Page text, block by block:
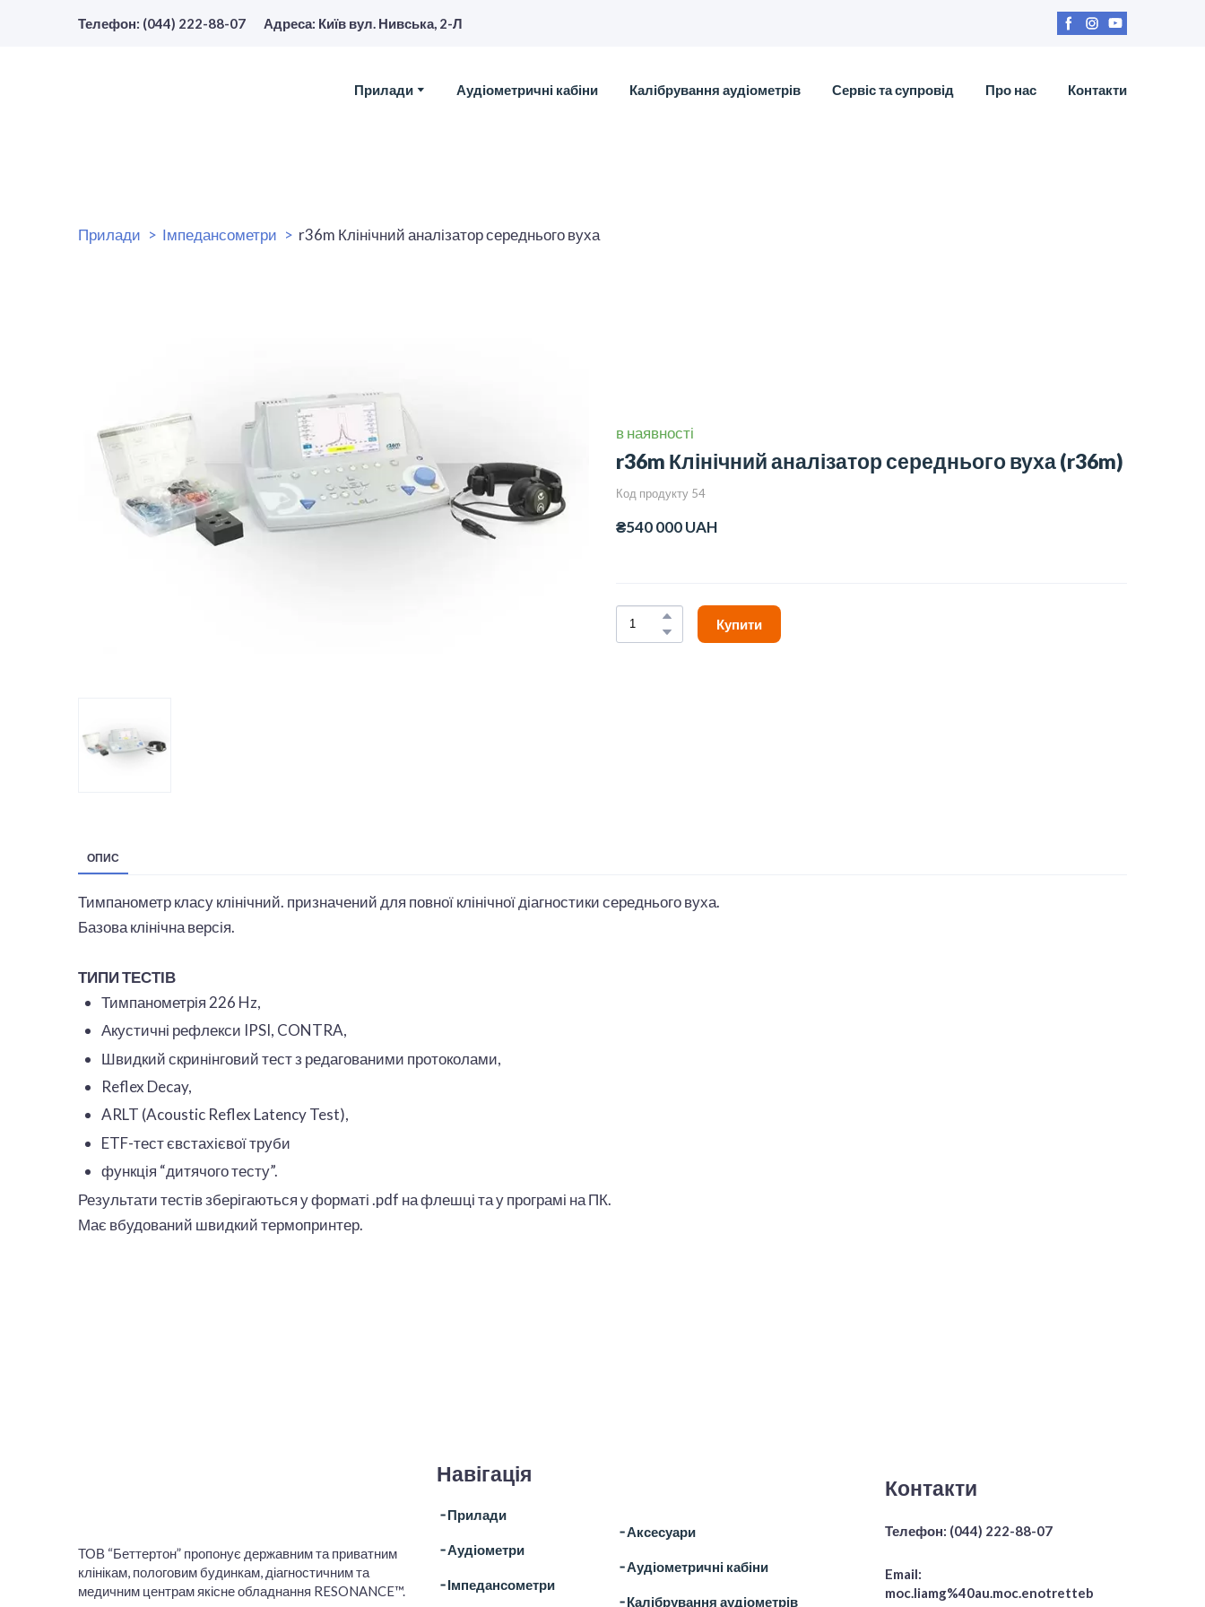
Телефон: (044) 222-88-07 Адреса: Київ вул. Нивська, 2-Л
Прилади Аудіометричні кабіни Калібрування аудіометрів Сервіс та супровід Про нас Контакти
Прилади Імпедансометри r36m Клінічний аналізатор середнього вуха
в наявності
r36m Клінічний аналізатор середнього вуха(r36m)
Код продукту 54
₴540 000 UAH
Купити
ОПИС
Тимпанометр класу клінічний. призначений для повної клінічної діагностики середнього вуха.
Базова клінічна версія.
ТИПИ ТЕСТІВ
Тимпанометрія 226 Hz,
Акустичні рефлекси IPSI, CONTRA,
Швидкий скринінговий тест з редагованими протоколами,
Reflex Decay,
ARLT (Acoustic Reflex Latency Test),
ETF-тест євстахієвої труби
функція “дитячого тесту”.
Результати тестів зберігаються у форматі .pdf на флешці та у програмі на ПК.
Має вбудований швидкий термопринтер.
ТОВ “Беттертон” пропонує державним та приватним
клінікам, пологовим будинкам, діагностичним та
медичним центрам якісне обладнання RESONANCE™.
Навігація
╶ Прилади
╶ Аудіометри
╶ Імпедансометри
╶ Аксесуари
╶ Аудіометричні кабіни
╶ Калібрування аудіометрів
Контакти
Телефон: (044) 222-88-07
Email:
moc.liamg%40au.moc.enotretteb